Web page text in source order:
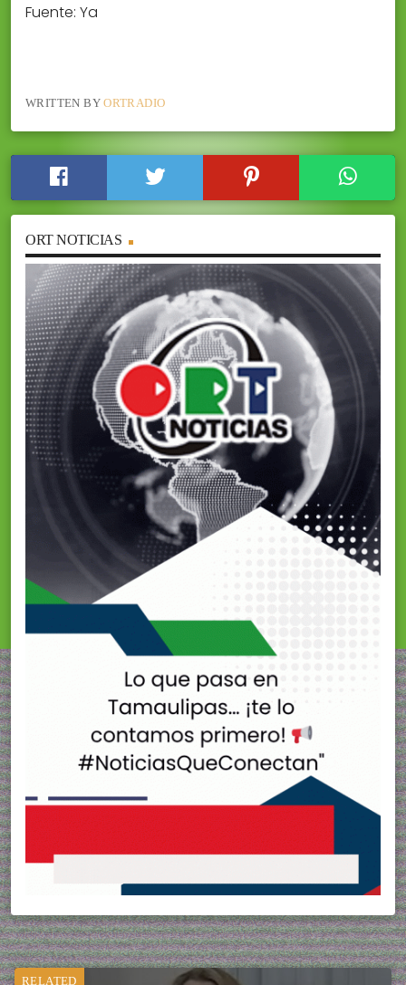
Fuente: Ya
WRITTEN BYORTRADIO
ORT NOTICIAS
RELATED